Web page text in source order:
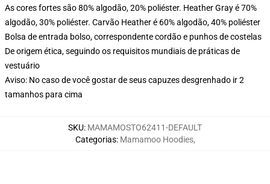
As cores fortes são 80% algodão, 20% poliéster. Heather Gray é 70%
algodão, 30% poliéster. Carvão Heather é 60% algodão, 40% poliéster
Bolsa de entrada bolso, correspondente cordão e punhos de costelas
De origem ética, seguindo os requisitos mundiais de práticas de
vestuário
Aviso: No caso de você gostar de seus capuzes desgrenhado ir 2
tamanhos para cima
SKU: MAMAMOSTO62411-DEFAULT
Categorias: Mamamoo Hoodies,